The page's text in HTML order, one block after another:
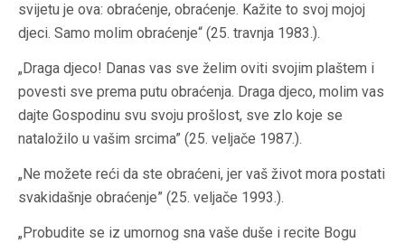
svijetu je ova: obraćenje, obraćenje. Kažite to svoj mojoj
djeci. Samo molim obraćenje“ (25. travnja 1983.).
„Draga djeco! Danas vas sve želim oviti svojim plaštem i
povesti sve prema putu obraćenja. Draga djeco, molim vas
dajte Gospodinu svu svoju prošlost, sve zlo koje se
nataložilo u vašim srcima” (25. veljače 1987.).
„Ne možete reći da ste obraćeni, jer vaš život mora postati
svakidašnje obraćenje” (25. veljače 1993.).
„Probudite se iz umornog sna vaše duše i recite Bogu